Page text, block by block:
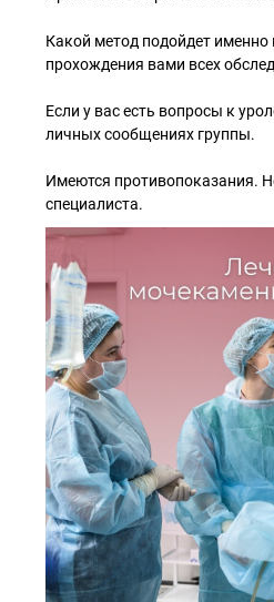
Какой метод подойдет
прохождения вами всех
Если у вас есть вопросы к
личных сообщениях группы.
Имеются противопоказания.
специалиста.